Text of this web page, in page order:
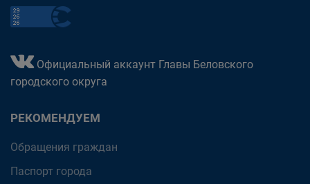
Официальный аккаунт Главы Беловского
городского округа
РЕКОМЕНДУЕМ
Обращения граждан
Паспорт города